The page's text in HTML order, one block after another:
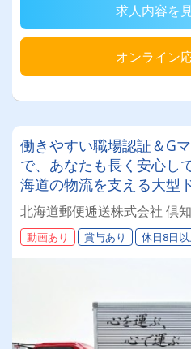
求人内容を
オンライン
働きやすい職場認証＆G
で、あなたも長く安心し
海道の物流を支える大型
迎◎残業月平均8～9時間
績：計4.05ヶ月分）◎カゴ
北海道郵便逓送株式会社 倶
動画あり 賞与あり 休日8日